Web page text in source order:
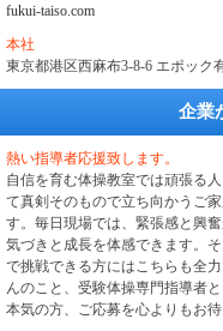
fukui-taiso.com
本社
東京都港区西麻布3-8-6 エポック
企業
熱い指導者応援致します。
自信を育む体操教室では頑張る
て真剣そのもので立ち向かうご
す。毎日現場では、緊張感と興
気づきと成長を体感できます。
で挑戦できる方にはこちらも全
んのこと、受験体操専門指導者
本気の方、ご応募を心よりもお待